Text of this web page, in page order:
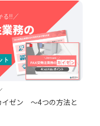
イゼン ～4つの方法と